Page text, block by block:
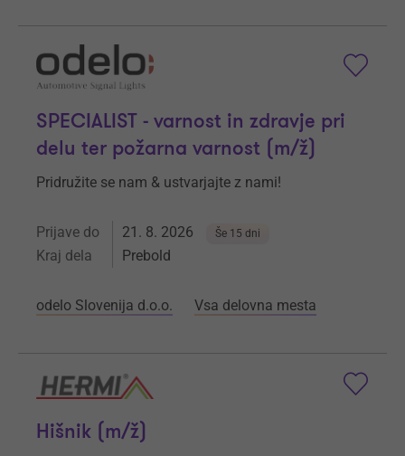
SPECIALIST - varnost in zdravje pri
delu ter požarna varnost (m/ž)
Pridružite se nam & ustvarjajte z nami!
Prijave do 21. 8. 2026 Še 15 dni
Kraj dela Prebold
odelo Slovenija d.o.o. Vsa delovna mesta
Hišnik (m/ž)